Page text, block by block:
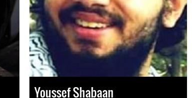
Youssef Shabaan